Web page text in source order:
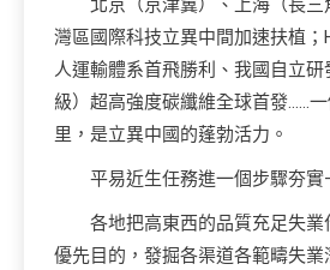
北京（京津冀）、上海（長
灣區國際科技立異中間加速扶植；
人運輸體系首飛勝利、我國自立研
級）超高強度碳纖維全球首發……一
里，是立異中國的蓬勃活力。
平易近生任務進一個步驟夯
各地把高東西的品質充足失
優先目的，發掘各渠道各範疇失